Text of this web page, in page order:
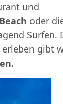
und
oder
Surfen.
erleben gibt